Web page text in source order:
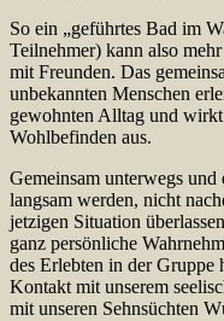
So ein „geführtes Bad im
Teilnehmer) kann also
mit Freunden. Das
unbekannten Menschen
gewohnten Alltag und
Wohlbefinden aus.
Gemeinsam unterwegs
langsam werden, nicht
jetzigen Situation
ganz persönliche
des Erlebten in der Gruppe
Kontakt mit unserem
mit unseren Sehnsüchten